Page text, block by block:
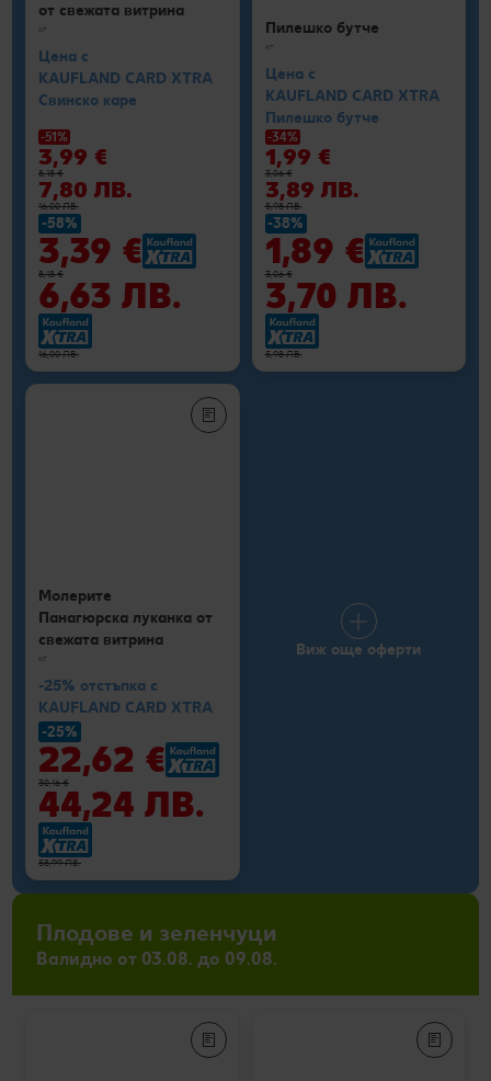
от свежата витрина
кг
Цена с
KAUFLAND CARD XTRA
Свинско каре
-51%
3,99 €
8,18 €
7,80 ЛВ.
16,00 ЛВ.
-58%
3,39 €
8,18 €
6,63 ЛВ.
16,00 ЛВ.
Пилешко бутче
кг
Цена с
KAUFLAND CARD XTRA
Пилешко бутче
-34%
1,99 €
3,06 €
3,89 ЛВ.
5,98 ЛВ.
-38%
1,89 €
3,06 €
3,70 ЛВ.
5,98 ЛВ.
Молерите
Панагюрска луканка от
свежата витрина
кг
-25% отстъпка с
KAUFLAND CARD XTRA
-25%
22,62 €
30,16 €
44,24 ЛВ.
58,99 ЛВ.
Виж още оферти
Плодове и зеленчуци
Валидно от 03.08. до 09.08.